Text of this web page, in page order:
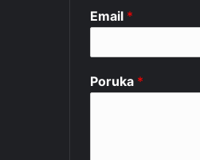
Email *
Poruka *